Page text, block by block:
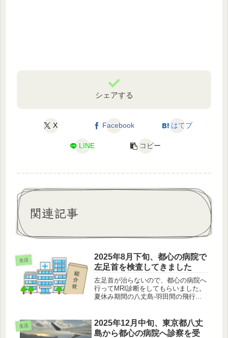
シェアする
X Facebook はてブ
LINE コピー
関連記事
生活
2025年8月下旬、都心の病院で
左足首を検査してきました
左足首が治らないので、都心の病院へ
行ってMRI診断をしてもらいました。
夏休み期間の八丈島-羽田間の飛行機
ます。
生活
2025年12月中旬、東京都八丈
島から都心の病院へ診察を受